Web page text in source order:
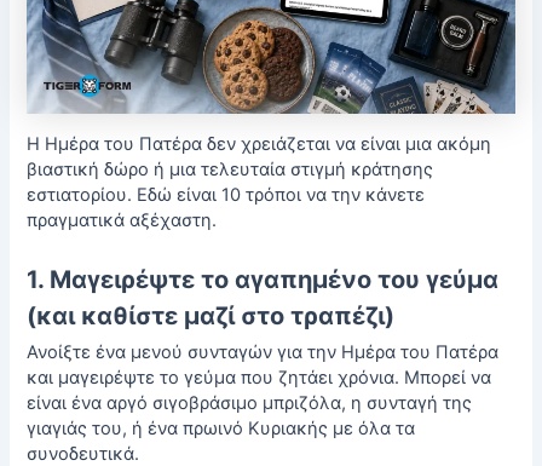
Η Ημέρα του Πατέρα δεν χρειάζεται να είναι μια ακόμη
βιαστική δώρο ή μια τελευταία στιγμή κράτησης
εστιατορίου. Εδώ είναι 10 τρόποι να την κάνετε
πραγματικά αξέχαστη.
1. Μαγειρέψτε το αγαπημένο του γεύμα
(και καθίστε μαζί στο τραπέζι)
Ανοίξτε ένα μενού συνταγών για την Ημέρα του Πατέρα
και μαγειρέψτε το γεύμα που ζητάει χρόνια. Μπορεί να
είναι ένα αργό σιγοβράσιμο μπριζόλα, η συνταγή της
γιαγιάς του, ή ένα πρωινό Κυριακής με όλα τα
συνοδευτικά.